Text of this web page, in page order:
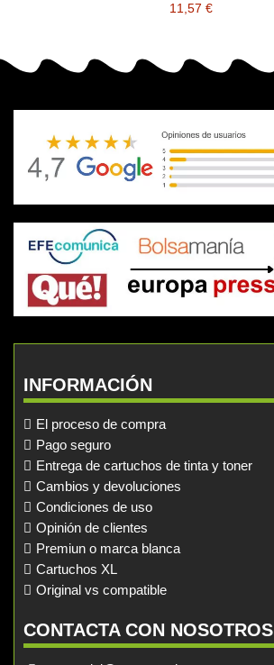
11,57 €
INFORMACIÓN
El proceso de compra
Pago seguro
Entrega de cartuchos de tinta y toner
Cambios y devoluciones
Condiciones de uso
Opinión de clientes
Premiun o marca blanca
Cartuchos XL
Original vs compatible
CONTACTA CON NOSOTROS